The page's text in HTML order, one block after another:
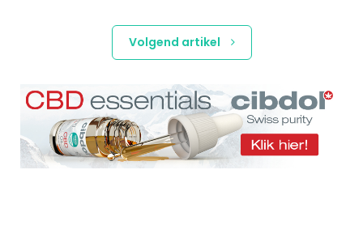
Volgend artikel